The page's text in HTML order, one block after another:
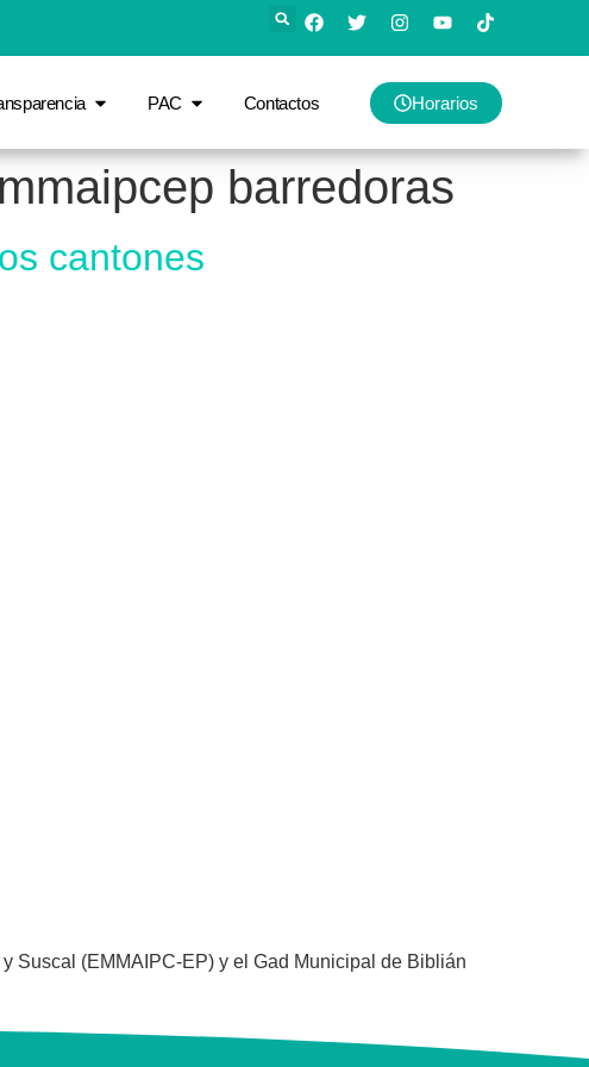
PAC Contactos Horarios
barredoras
cantones
Suscal (EMMAIPC-EP) y el Gad Municipal de Biblián